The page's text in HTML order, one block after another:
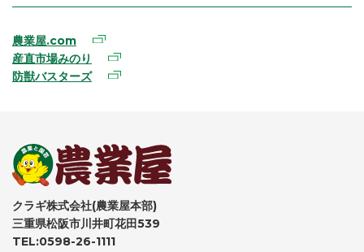
農業屋.com
産直市場みのり
防獣バスターズ
クラギ株式会社(農業屋本部)
三重県松阪市川井町花田539
TEL:0598-26-1111